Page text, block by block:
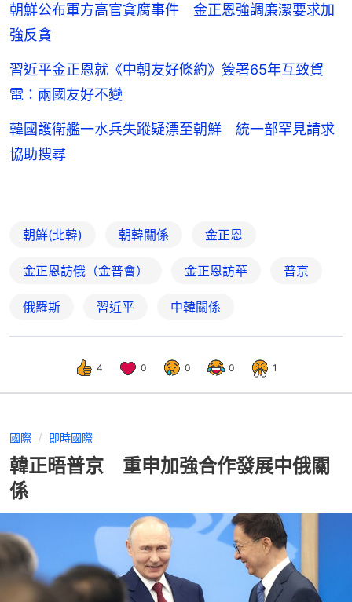
朝鮮公布軍方高官貪腐事件 金正恩強調廉潔要求加
強反貪
習近平金正恩就《中朝友好條約》簽署65年互致賀
電：兩國友好不變
韓國護衛艦一水兵失蹤疑漂至朝鮮 統一部罕見請求
協助搜尋
朝鮮(北韓) 朝韓關係 金正恩
金正恩訪俄（金普會） 金正恩訪華 普京
俄羅斯 習近平 中韓關係
4 0 0 0 1
國際 即時國際
韓正晤普京 重申加強合作發展中俄關
係